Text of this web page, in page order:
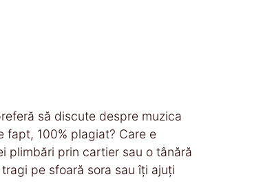
să discute despre muzica
100% plagiat? Care e
plimbări prin cartier sau o tânără
pe sfoară sora sau îți ajuți